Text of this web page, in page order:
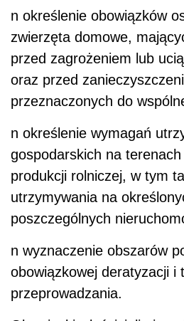
n określenie obowiązków
zwierzęta domowe,
przed zagrożeniem lub
oraz przed
przeznaczonych do
n określenie wymagań
gospodarskich na terenach
produkcji rolniczej, w tym
utrzymywania na
poszczególnych
n wyznaczenie obszarów
obowiązkowej deratyzacji i
przeprowadzania.